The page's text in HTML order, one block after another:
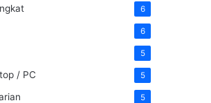
6
6
5
/ PC 5
5